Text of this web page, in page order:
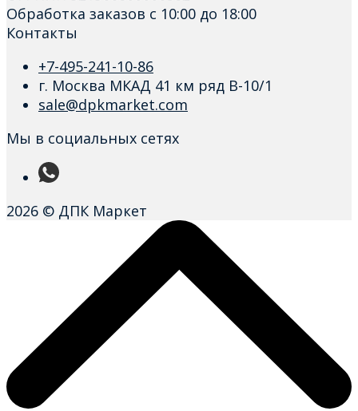
Обработка заказов с 10:00 до 18:00
Контакты
+7-495-241-10-86
г. Москва МКАД 41 км ряд В-10/1
sale@dpkmarket.com
Мы в социальных сетях
2026 © ДПК Маркет